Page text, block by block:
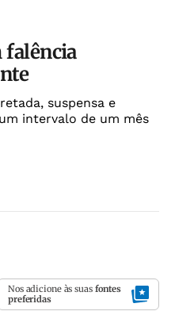
falência
suspensa e
intervalo de um mês
Nos adicione às suas fontes
preferidas